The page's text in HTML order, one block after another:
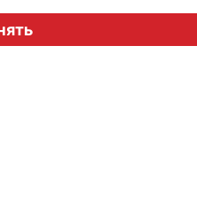
licensingrussia.ru, 2009-2026